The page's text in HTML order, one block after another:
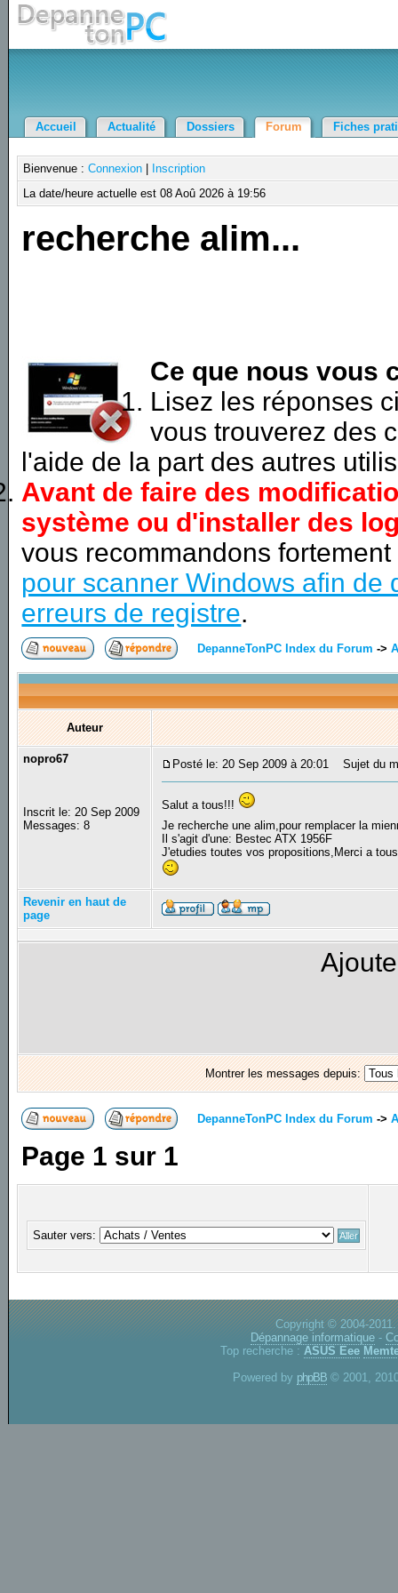
Accueil Actualité Dossiers Forum Fiches
Bienvenue :Connexion
Inscription
La date/heure actuelle est 08 Aoû 2026 à 19:56
recherche alim...
Ce que nous vous
Lisez les réponses
vous trouverez des
l'aide de la part des autres
Avant de faire des
système ou d'installer des
vous recommandons
pour scanner Windows afin de
erreurs de registre.
DepanneTonPC Index du Forum ->
Auteur
nopro67
Inscrit le: 20 Sep 2009
Messages: 8
Posté le: 20 Sep 2009 à 20:01 Sujet du
Salut a tous!!!
Je recherche une alim,pour remplacer la
Il s'agit d'une: Bestec ATX 1956F
J'etudies toutes vos propositions,Merci a
Revenir en haut de
page
Montrer les messages depuis:
DepanneTonPC Index du Forum ->
Page 1 sur 1
Sauter vers:
Copyright © 2004-
Dépannage informatique -
Top recherche : ASUS Eee
Powered by phpBB © 2001,